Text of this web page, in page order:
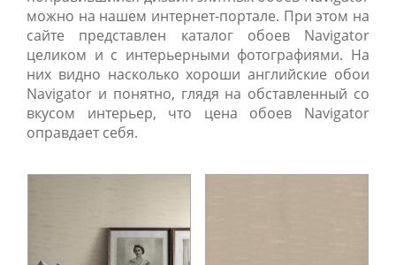
можно на нашем интернет-портале. При этом на
сайте представлен каталог обоев Navigator
целиком и с интерьерными фотографиями. На
них видно насколько хороши английские обои
Navigator и понятно, глядя на обставленный со
вкусом интерьер, что цена обоев Navigator
оправдает себя.